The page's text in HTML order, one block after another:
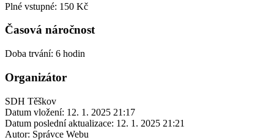
Plné vstupné: 150 Kč
Časová náročnost
Doba trvání: 6 hodin
Organizátor
SDH Těškov
Datum vložení: 12. 1. 2025 21:17
Datum poslední aktualizace: 12. 1. 2025 21:21
Autor: Správce Webu